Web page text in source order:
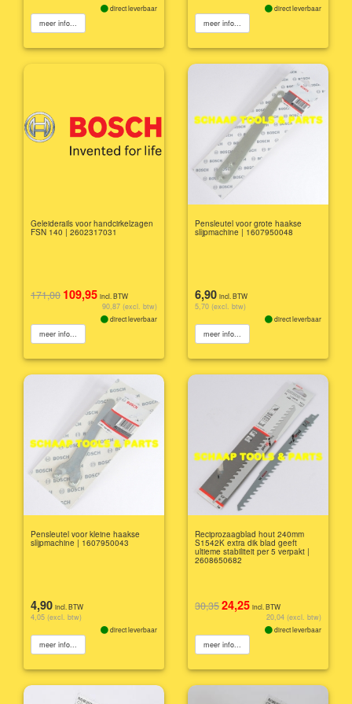
direct leverbaar
meer info...
direct leverbaar
meer info...
Geleiderails voor handcirkelzagen
FSN 140 | 2602317031
171,00 109,95 incl. BTW
90,87 (excl. btw)
direct leverbaar
meer info...
Pensleutel voor grote haakse
slijpmachine | 1607950048
6,90 incl. BTW
5,70 (excl. btw)
direct leverbaar
meer info...
Pensleutel voor kleine haakse
slijpmachine | 1607950043
4,90 incl. BTW
4,05 (excl. btw)
direct leverbaar
meer info...
Reciprozaagblad hout 240mm
S1542K extra dik blad geeft
ultieme stabiliteit per 5 verpakt |
2608650682
30,3524,25 incl. BTW
20,04 (excl. btw)
direct leverbaar
meer info...